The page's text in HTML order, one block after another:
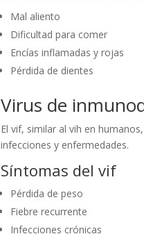
Mal aliento
Dificultad para comer
Encías inflamadas y rojas
Pérdida de dientes
Virus de
El vif, similar al vih en
infecciones y enfermedades.
Síntomas del vif
Pérdida de peso
Fiebre recurrente
Infecciones crónicas